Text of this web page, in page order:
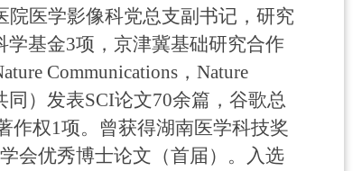
医学影像科党总支副书记，研究
学基金3项，京津冀基础研究合作
Communications， Nature
同）发表SCI论文70余篇，谷歌总
作权1项。曾获得湖南医学科技奖
会优秀博士论文（首届）。入选